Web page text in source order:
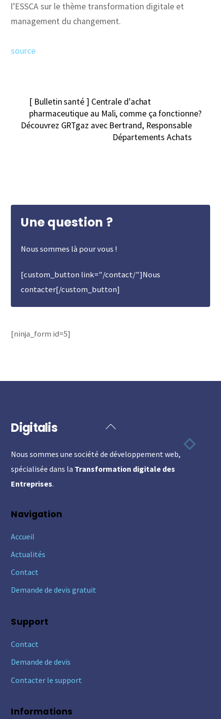
l’ESSCA sur le thème transformation digitale et
management du changement.
source
[ Bulletin santé ] Centrale d'achat
pharmaceutique au Mali, comme ça fonctionne?
Découvrez GRTgaz avec Bertrand, Responsable
Départements Achats
Une question ?
Nous sommes là pour vous !
[custom_button link="/contact/"]Nous
contacter[/custom_button]
[ninja_form id=5]
Back
Top
Digitalis
Nous sommes une société de développement web,
spécialisée dans la Transformation digitale des
Entreprises.
Navigation
Accueil
Actualités
Contact
Demande de devis gratuit
Support
Contact
Demande de devis
Contacter le support
Informations